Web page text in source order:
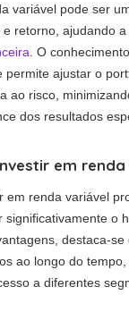
variável pode ser
retorno, ajudando
. O
permite ajustar o
ao risco,
dos resultados
em
em renda variável
o
destaca-se
ao longo do
a diferentes